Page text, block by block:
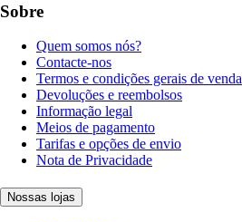
Sobre
Quem somos nós?
Contacte-nos
Termos e condições gerais de venda
Devoluções e reembolsos
Informação legal
Meios de pagamento
Tarifas e opções de envio
Nota de Privacidade
Nossas lojas